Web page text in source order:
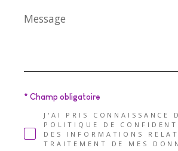
Message
*
J'AI PRIS CONNAISSANCE
POLITIQUE DE
DES INFORMATIONS
TRAITEMENT DE MES
* Champ obligatoire